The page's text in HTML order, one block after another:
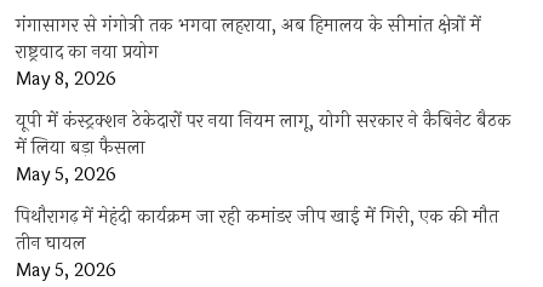
गंगासागर से गंगोत्री तक भगवा लहराया, अब हिमालय के सीमांत क्षेत्रों में
राष्ट्रवाद का नया प्रयोग
May 8, 2026
यूपी में कंस्ट्रक्शन ठेकेदारों पर नया नियम लागू, योगी सरकार ने कैबिनेट बैठक
में लिया बड़ा फैसला
May 5, 2026
पिथौरागढ़ में मेहंदी कार्यक्रम जा रही कमांडर जीप खाई में गिरी, एक की मौत
तीन घायल
May 5, 2026